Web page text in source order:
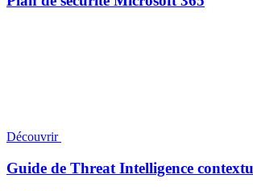
Découvrir
Guide de Threat Intelligence